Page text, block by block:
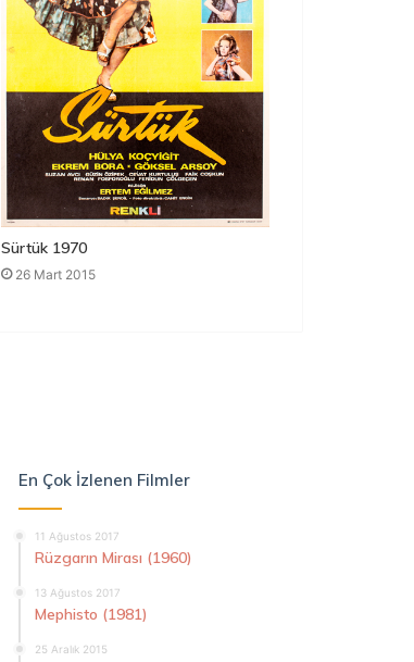
Sürtük 1970
26 Mart 2015
En Çok İzlenen Filmler
11 Ağustos 2017
Rüzgarın Mirası (1960)
13 Ağustos 2017
Mephisto (1981)
25 Aralık 2015